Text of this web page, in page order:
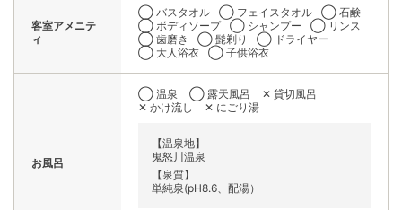
客室アメニテ
ィ
◯ バスタオル ◯ フェイスタオル
◯ 石鹸
◯ ボディソープ
◯ シャンプー
◯ リンス
◯ 歯磨き
◯ 髭剃り
◯ ドライヤー
◯ 大人浴衣
◯ 子供浴衣
お風呂
◯ 温泉 ◯ 露天風呂
✕ 貸切風呂
✕ かけ流し
✕ にごり湯
【温泉地】
鬼怒川温泉
【泉質】
単純泉(pH8.6、配湯）